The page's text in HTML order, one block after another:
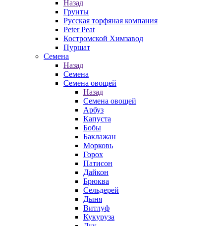
Назад
Грунты
Русская торфяная компания
Peter Peat
Костромской Химзавод
Пуршат
Семена
Назад
Семена
Семена овощей
Назад
Семена овощей
Арбуз
Капуста
Бобы
Баклажан
Морковь
Горох
Патисон
Дайкон
Брюква
Сельдерей
Дыня
Витлуф
Кукуруза